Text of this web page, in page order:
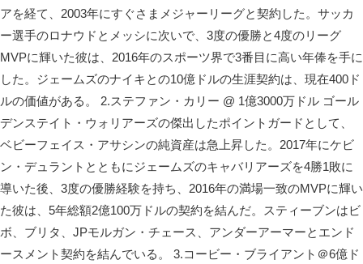
アを経て、2003年にすぐさまメジャーリーグと契約した。サッカ
ー選手のロナウドとメッシに次いで、3度の優勝と4度のリーグ
MVPに輝いた彼は、2016年のスポーツ界で3番目に高い年俸を手に
した。ジェームズのナイキとの10億ドルの生涯契約は、現在400ド
ルの価値がある。 2.ステファン・カリー @ 1億3000万ドル ゴール
デンステイト・ウォリアーズの傑出したポイントガードとして、
ベビーフェイス・アサシンの純資産は急上昇した。2017年にケビ
ン・デュラントとともにジェームズのキャバリアーズを4勝1敗に
導いた後、3度の優勝経験を持ち、2016年の満場一致のMVPに輝い
た彼は、5年総額2億100万ドルの契約を結んだ。スティーブンはビ
ボ、ブリタ、JPモルガン・チェース、アンダーアーマーとエンド
ースメント契約を結んでいる。 3.コービー・ブライアント＠6億ド